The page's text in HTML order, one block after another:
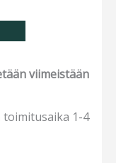
viimeistään
1-4